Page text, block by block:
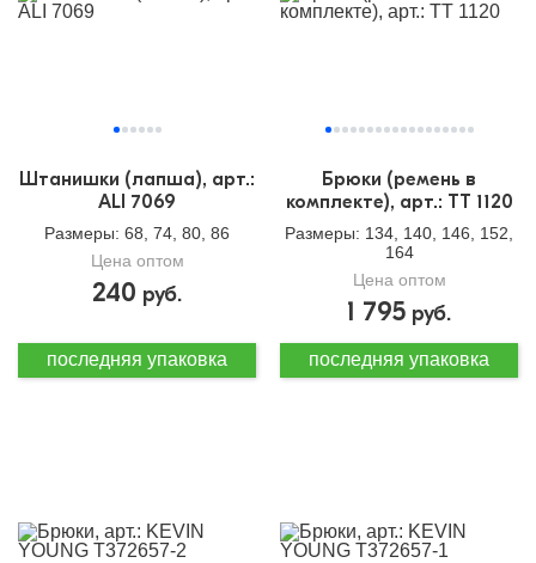
Штанишки (лапша), арт.:
ALI 7069
Размеры: 68, 74, 80, 86
Цена оптом
240 руб.
Брюки (ремень в
комплекте), арт.: TT 1120
Размеры: 134, 140, 146, 152,
164
Цена оптом
1 795 руб.
последняя упаковка последняя упаковка